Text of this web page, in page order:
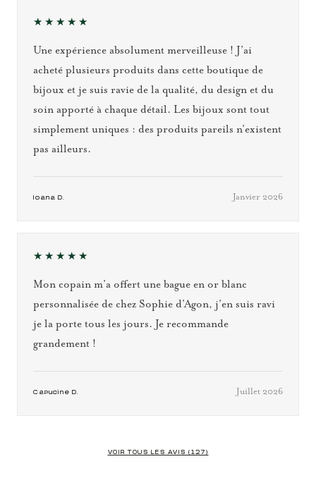
★★★★★
Une expérience absolument merveilleuse ! J’ai
acheté plusieurs produits dans cette boutique de
bijoux et je suis ravie de la qualité, du design et du
soin apporté à chaque détail. Les bijoux sont tout
simplement uniques : des produits pareils n’existent
pas ailleurs.
Ioana D. Janvier 2026
★★★★★
Mon copain m’a offert une bague en or blanc
personnalisée de chez Sophie d’Agon, j’en suis ravi
je la porte tous les jours. Je recommande
grandement !
Capucine D. Juillet 2026
VOIR TOUS LES AVIS (127)